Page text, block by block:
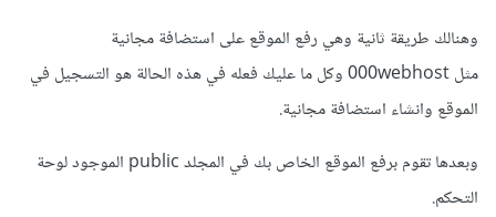
وهنالك طريقة ثانية وهي رفع الموقع على استضافة مجانية
مثل 000webhost وكل ما عليك فعله في هذه الحالة هو التسجيل في
الموقع وانشاء استضافة مجانية.
وبعدها تقوم برفع الموقع الخاص بك في المجلد public الموجود لوحة
التحكم.